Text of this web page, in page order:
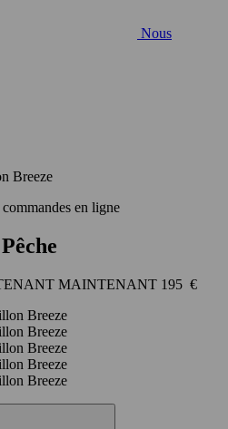
Nous
Breeze
en ligne
195 €